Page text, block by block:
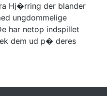
Hj�rring der blander
ungdommelige
har netop indspillet
dem ud p� deres